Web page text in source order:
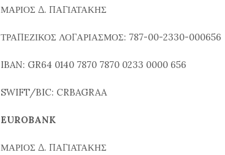
ΜΑΡΙΟΣ Δ. ΠΑΓΙΑΤΑΚΗΣ
ΤΡΑΠΕΖΙΚΟΣ ΛΟΓΑΡΙΑΣΜΟΣ: 787-00-2330-000656
IBAN: GR64 0140 7870 7870 0233 0000 656
SWIFT/BIC: CRBAGRAA
EUROBANK
ΜΑΡΙΟΣ Δ. ΠΑΓΙΑΤΑΚΗΣ